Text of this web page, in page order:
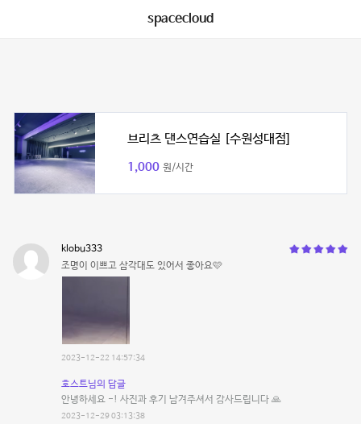
spacecloud
브리츠 댄스연습실 [수원성대점]
1,000 원/시간
klobu333
조명이 이쁘고 삼각대도 있어서 좋아요🩷
2023-12-22 14:57:34
호스트님의 답글
안녕하세요 -! 사진과 후기 남겨주셔서 감사드립니다 🙏
2023-12-29 03:13:38